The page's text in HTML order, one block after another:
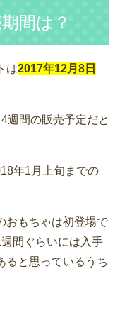
間は？
は2017年12月8日
週間の販売予定だと
年1月上旬までの
おもちゃは初登場で
間ぐらいには入手
ると思っているうち